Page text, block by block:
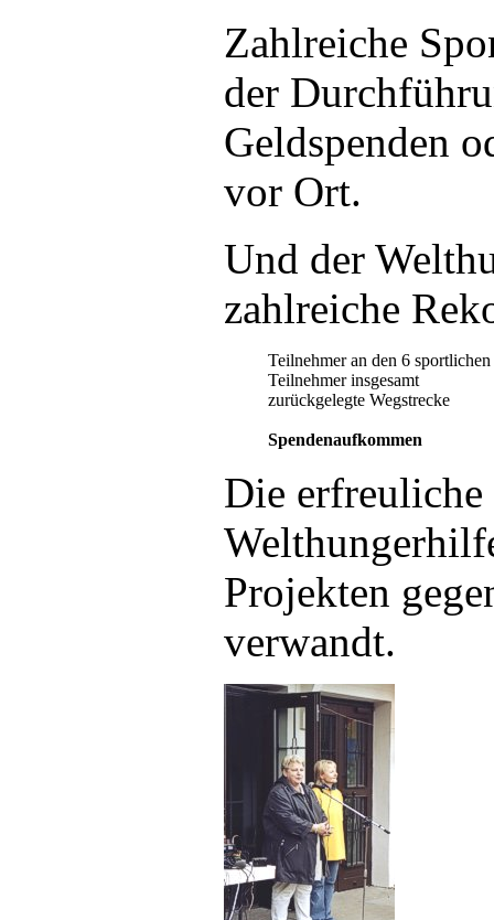
Zahlreiche
der
Geldspenden
vor Ort.
Und der
zahlreiche
Teilnehmer an den 6
Teilnehmer insgesamt
zurückgelegte Wegstrecke
Spendenaufkommen
Die erfreuliche
Projekten
verwandt.